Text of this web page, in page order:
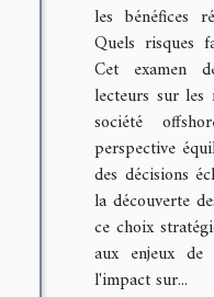
les bénéfices
Quels risques
Cet examen
lecteurs sur les
société
perspective
des décisions
la découverte
ce choix
aux enjeux de
l'impact sur...